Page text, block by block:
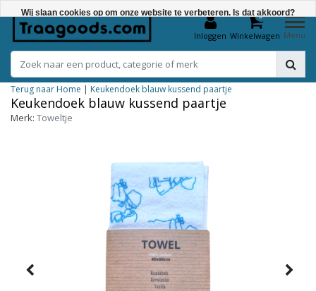
Inloggen
0
Winkelwagen Menu
Terug naar Home | Keukendoek blauw kussend paartje
Keukendoek blauw kussend paartje
Merk: Toweltje
Wij slaan cookies op om onze website te verbeteren. Is dat akkoord?
Nee
Meer over cookies »